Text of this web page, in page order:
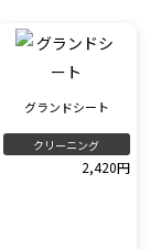
グランドシート
クリーニング
2,420円